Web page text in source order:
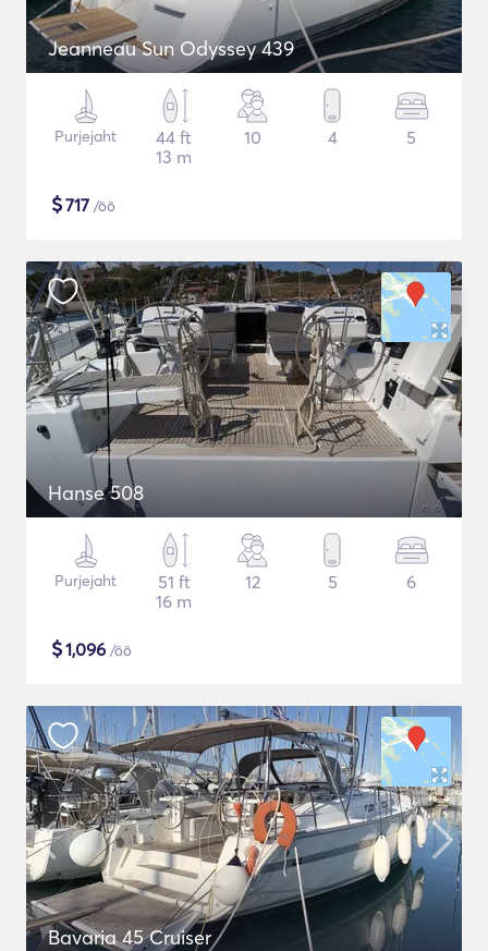
Jeanneau Sun Odyssey 439
Purjejaht
44 ft
13 m
10 4 5
$717 /öö
Hanse 508
Purjejaht
51 ft
16 m
12 5 6
$1,096 /öö
Bavaria 45 Cruiser